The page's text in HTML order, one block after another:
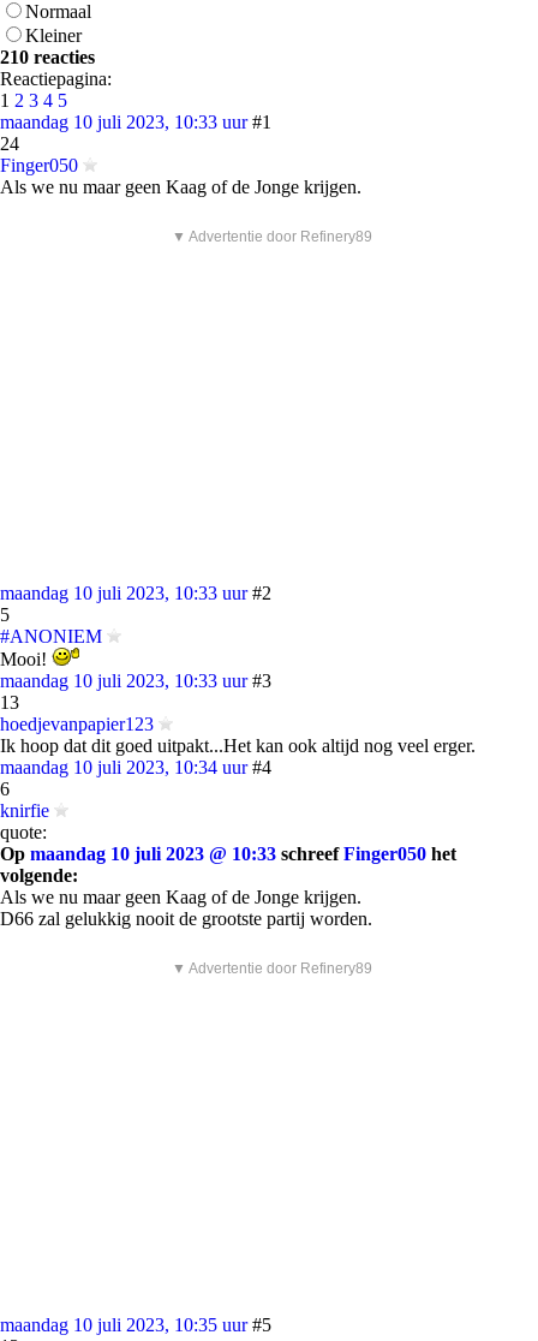
Normaal
Kleiner
210 reacties
Reactiepagina:
1 2 3 4 5
maandag 10 juli 2023, 10:33 uur #1
24
Finger050
Als we nu maar geen Kaag of de Jonge krijgen.
▼ Advertentie door Refinery89
maandag 10 juli 2023, 10:33 uur #2
5
#ANONIEM
Mooi!
maandag 10 juli 2023, 10:33 uur #3
13
hoedjevanpapier123
Ik hoop dat dit goed uitpakt...Het kan ook altijd nog veel erger.
maandag 10 juli 2023, 10:34 uur #4
6
knirfie
quote:
Op maandag 10 juli 2023 @ 10:33 schreefFinger050 het
volgende:
Als we nu maar geen Kaag of de Jonge krijgen.
D66 zal gelukkig nooit de grootste partij worden.
▼ Advertentie door Refinery89
maandag 10 juli 2023, 10:35 uur #5